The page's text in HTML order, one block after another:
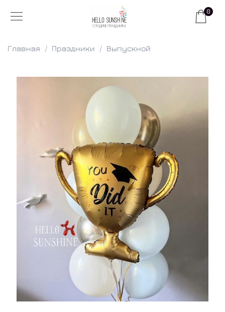
0
Главная Праздники Выпускной